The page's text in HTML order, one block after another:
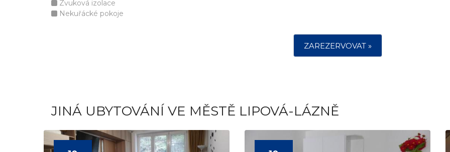
Zvuková izolace
Nekuřácké pokoje
ZAREZERVOVAT »
JINÁ UBYTOVÁNÍ VE MĚSTĚ LIPOVÁ-LÁZNĚ